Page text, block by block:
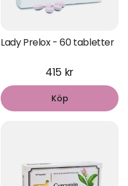
Lady Prelox - 60 tabletter
415 kr
Köp